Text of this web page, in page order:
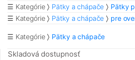
☰ Kategórie
Pätky a chápače
Pätky
☰ Kategórie
Pätky a chápače pre
☰ Kategórie Pätky a chápače
Skladová dostupnosť